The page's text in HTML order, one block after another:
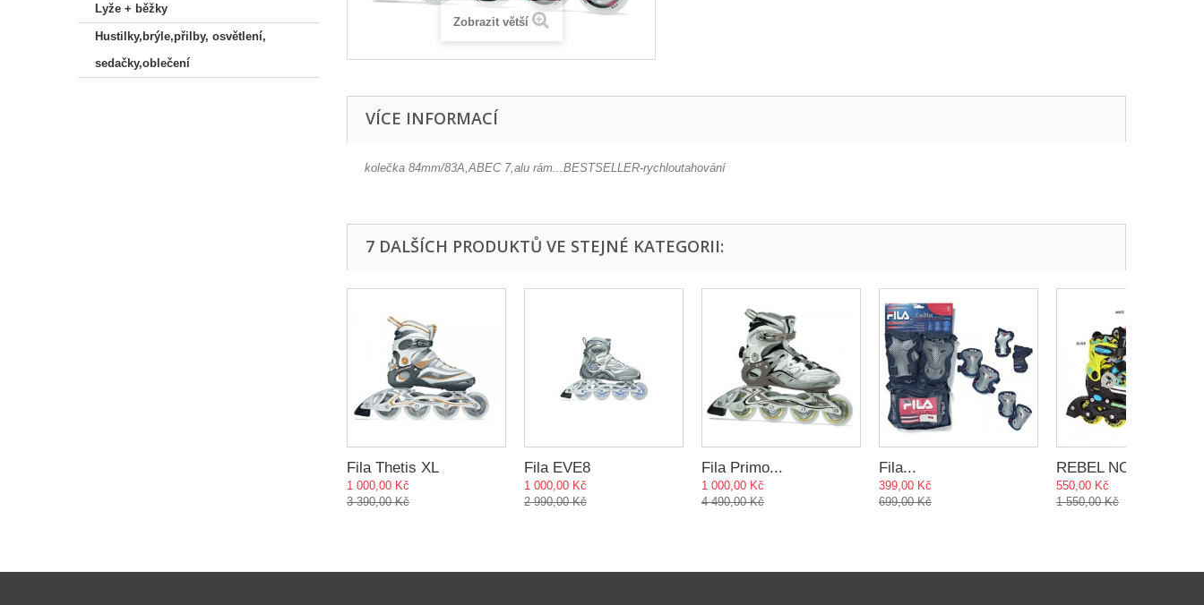
Lyže + běžky
Hustilky,brýle,přilby, osvětlení,
sedačky,oblečení
Zobrazit větší
VÍCE INFORMACÍ
kolečka 84mm/83A,ABEC 7,alu rám...BESTSELLER-rychloutahování
7 DALŠÍCH PRODUKTŮ VE STEJNÉ KATEGORII:
Fila Thetis XL
1 000,00 Kč
3 390,00 Kč
Fila EVE8
1 000,00 Kč
2 990,00 Kč
Fila Primo...
1 000,00 Kč
4 490,00 Kč
Fila...
399,00 Kč
699,00 Kč
REBEL NOW...
550,00 Kč
1 550,00 Kč